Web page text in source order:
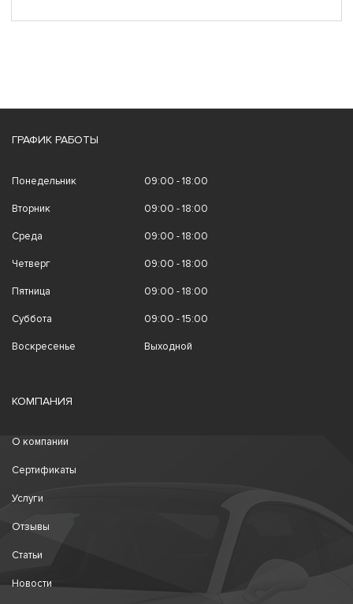
ГРАФИК РАБОТЫ
Понедельник 09:00 - 18:00
Вторник 09:00 - 18:00
Среда 09:00 - 18:00
Четверг 09:00 - 18:00
Пятница 09:00 - 18:00
Суббота 09:00 - 15:00
Воскресенье Выходной
КОМПАНИЯ
О компании
Сертификаты
Услуги
Отзывы
Статьи
Новости